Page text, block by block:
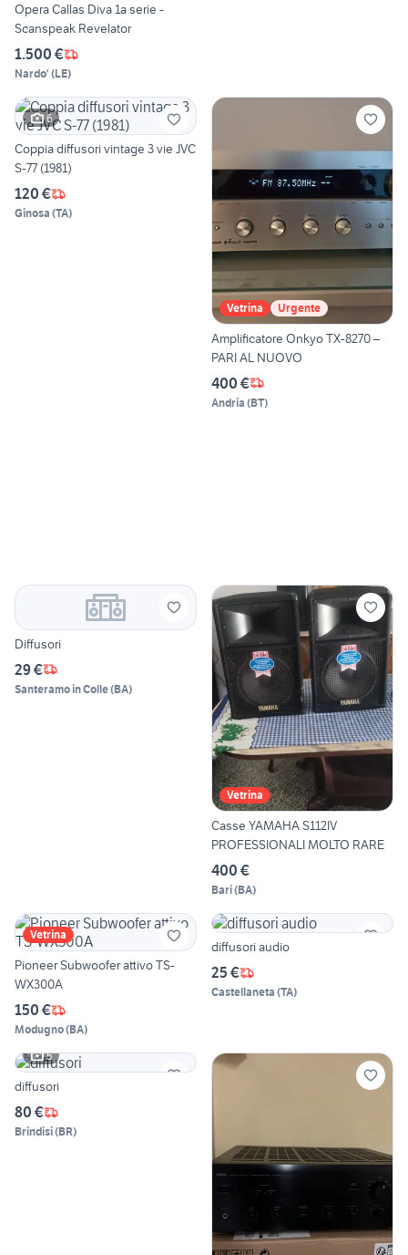
Opera Callas Diva 1a serie -
Scanspeak Revelator
1.500 €
Nardo' (LE)
6
Coppia diffusori vintage 3 vie JVC
S-77 (1981)
120 €
Ginosa (TA)
Vetrina Urgente
Amplificatore Onkyo TX-8270 –
PARI AL NUOVO
400 €
Andria (BT)
Diffusori
29 €
Santeramo in Colle(BA)
Vetrina
Casse YAMAHA S112IV
PROFESSIONALI MOLTO RARE
400 €
Bari(BA)
Vetrina
Pioneer Subwoofer attivo TS-
WX300A
150 €
Modugno(BA)
diffusori audio
25 €
Castellaneta (TA)
5
diffusori
80 €
Brindisi(BR)